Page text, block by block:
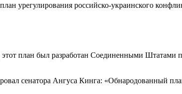
урегулирования российско-украинского
план был разработан Соединенными Штатами
сенатора Ангуса Кинга: «Обнародованный